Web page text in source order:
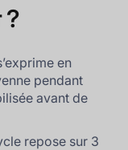
?
en
pendant
avant de
repose sur 3